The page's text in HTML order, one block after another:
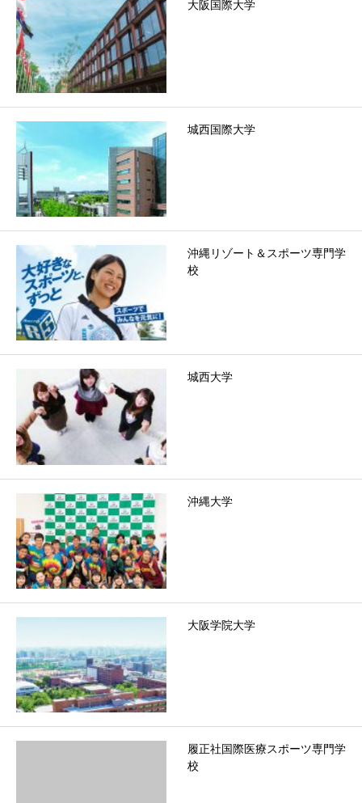
大阪国際大学
城西国際大学
沖縄リゾート＆スポーツ専門学
校
城西大学
沖縄大学
大阪学院大学
履正社国際医療スポーツ専門学
校